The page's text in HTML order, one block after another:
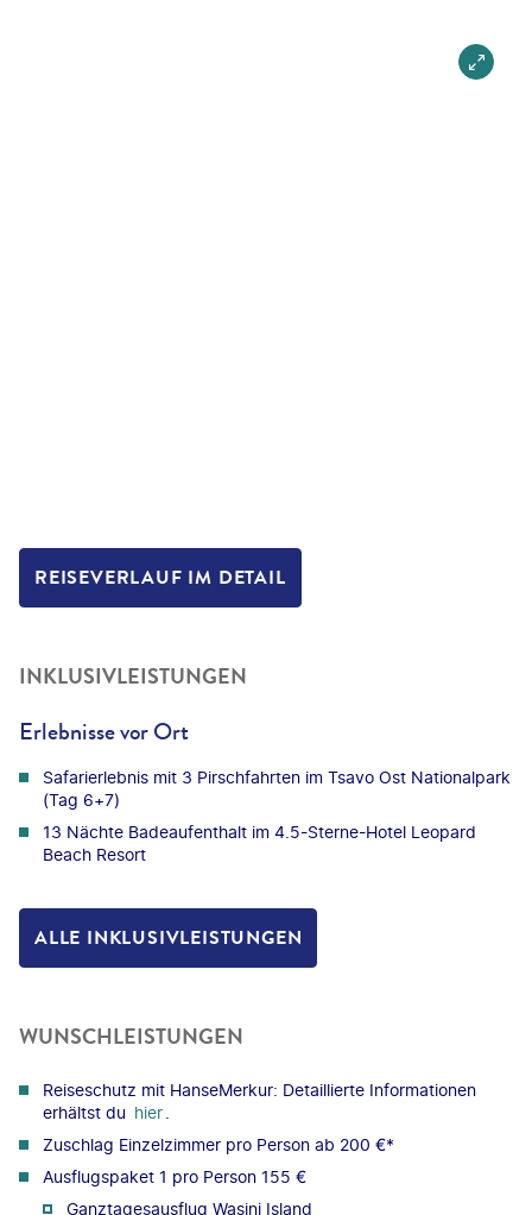
REISEVERLAUF IM DETAIL
INKLUSIVLEISTUNGEN
Erlebnisse vor Ort
Safarierlebnis mit 3 Pirschfahrten im Tsavo Ost Nationalpark
(Tag 6+7)
13 Nächte Badeaufenthalt im 4.5-Sterne-Hotel Leopard
Beach Resort
ALLE INKLUSIVLEISTUNGEN
WUNSCHLEISTUNGEN
Reiseschutz mit HanseMerkur: Detaillierte Informationen
erhältst du hier
Zuschlag Einzelzimmer pro Person ab 200 €*
Ausflugspaket 1 pro Person 155 €
Ganztagesausflug Wasini Island